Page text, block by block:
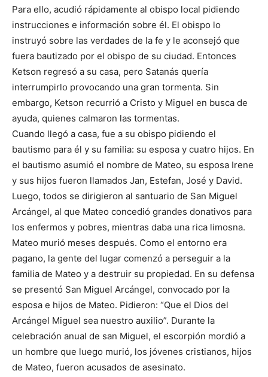
Para ello, acudió rápidamente al obispo local pidiendo
instrucciones e información sobre él. El obispo lo
instruyó sobre las verdades de la fe y le aconsejó que
fuera bautizado por el obispo de su ciudad. Entonces
Ketson regresó a su casa, pero Satanás quería
interrumpirlo provocando una gran tormenta. Sin
embargo, Ketson recurrió a Cristo y Miguel en busca de
ayuda, quienes calmaron las tormentas.
Cuando llegó a casa, fue a su obispo pidiendo el
bautismo para él y su familia: su esposa y cuatro hijos. En
el bautismo asumió el nombre de Mateo, su esposa Irene
y sus hijos fueron llamados Jan, Estefan, José y David.
Luego, todos se dirigieron al santuario de San Miguel
Arcángel, al que Mateo concedió grandes donativos para
los enfermos y pobres, mientras daba una rica limosna.
Mateo murió meses después. Como el entorno era
pagano, la gente del lugar comenzó a perseguir a la
familia de Mateo y a destruir su propiedad. En su defensa
se presentó San Miguel Arcángel, convocado por la
esposa e hijos de Mateo. Pidieron: “Que el Dios del
Arcángel Miguel sea nuestro auxilio”. Durante la
celebración anual de san Miguel, el escorpión mordió a
un hombre que luego murió, los jóvenes cristianos, hijos
de Mateo, fueron acusados ​​de asesinato.